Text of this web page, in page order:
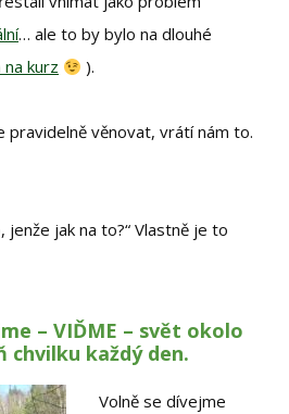
… ale to by bylo na dlouhé
kurz ).
pravidelně věnovat, vrátí nám to.
jenže jak na to?“ Vlastně je to
– VIĎME – svět okolo
chvilku každý den.
Volně se dívejme